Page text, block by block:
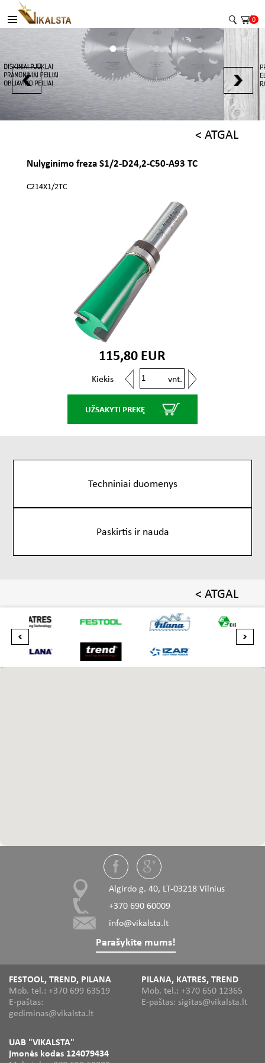
0
< ATGAL
Nulyginimo freza S1/2-D24,2-C50-A93 TC
C214X1/2TC
115,80 EUR
Kiekis vnt.
UŽSAKYTI PREKĘ
Techniniai duomenys
Paskirtis ir nauda
< ATGAL
Algirdo g. 40, LT-03218 Vilnius
+370 690 60009
info@vikalsta.lt
Parašykite mums!
FESTOOL, TREND, PILANA
Mob. tel.: +370 699 63519
E-paštas:
gediminas@vikalsta.lt
PILANA, KATRES, TREND
Mob. tel.: +370 650 12365
E-paštas: sigitas@vikalsta.lt
UAB "VIKALSTA"
Įmonės kodas 124079434